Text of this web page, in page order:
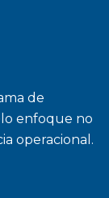
de
enfoque no
operacional.